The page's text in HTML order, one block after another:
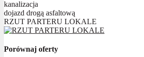
kanalizacja
dojazd drogą asfaltową
RZUT PARTERU LOKALE
Porównaj oferty